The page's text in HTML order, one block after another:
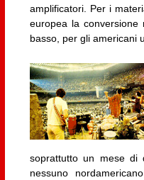
amplificatori. Per i
europea la
basso, per gli americani
soprattutto un mese di
nessuno